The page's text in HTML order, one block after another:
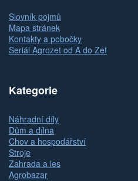
Slovník pojmů
Mapa stránek
Kontakty a pobočky
Seriál Agrozet od A do Zet
Kategorie
Náhradní díly
Dům a dílna
Chov a hospodářství
Stroje
Zahrada a les
Agrobazar